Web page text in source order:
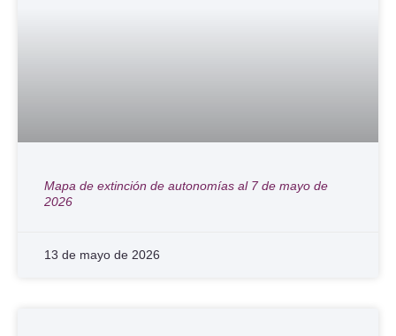
Mapa de extinción de autonomías al 7 de mayo de
2026
13 de mayo de 2026